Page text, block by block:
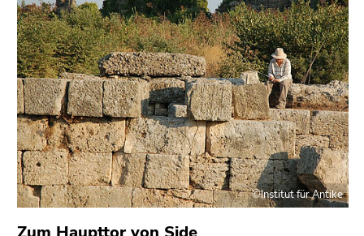
Sie diesen
Link.
Zum
Inhalt
(Zugriffstaste
1)
Zur
Positionsanzeige
(Zugriffstaste
2)
©Institut für Antike